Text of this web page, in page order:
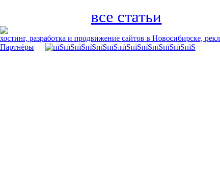
все статьи
хостинг, разработка и продвижение сайтов в Новосибирске,
Партнёры